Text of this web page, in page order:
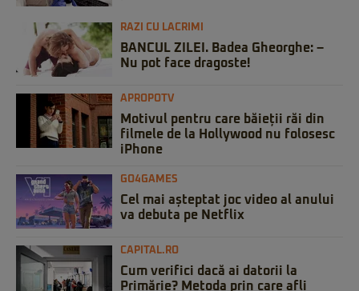
RAZI CU LACRIMI
BANCUL ZILEI. Badea Gheorghe: –
Nu pot face dragoste!
APROPOTV
Motivul pentru care băieții răi din
filmele de la Hollywood nu folosesc
iPhone
GO4GAMES
Cel mai așteptat joc video al anului
va debuta pe Netflix
CAPITAL.RO
Cum verifici dacă ai datorii la
Primărie? Metoda prin care afli